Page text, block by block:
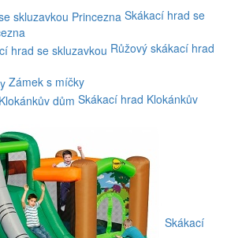
Skákací hrad se
Růžový skákací hrad
Zámek s míčky
Skákací hrad Klokánkův
Skákací